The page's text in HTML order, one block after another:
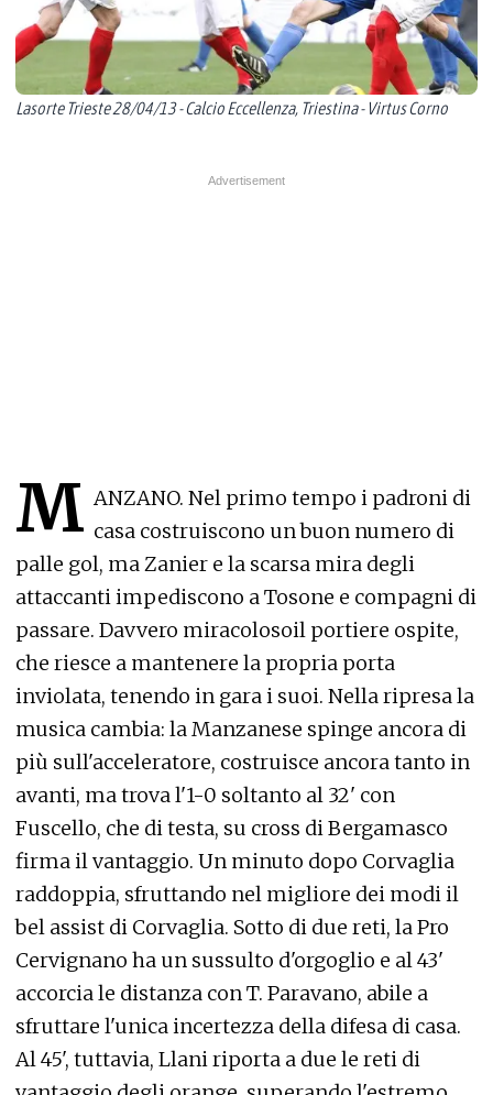
Lasorte Trieste 28/04/13 - Calcio Eccellenza, Triestina - Virtus Corno
M ANZANO. Nel primo tempo i padroni di
casa costruiscono un buon numero di
palle gol, ma Zanier e la scarsa mira degli
attaccanti impediscono a Tosone e compagni di
passare. Davvero miracolosoil portiere ospite,
che riesce a mantenere la propria porta
inviolata, tenendo in gara i suoi. Nella ripresa la
musica cambia: la Manzanese spinge ancora di
più sull'acceleratore, costruisce ancora tanto in
avanti, ma trova l'1-0 soltanto al 32' con
Fuscello, che di testa, su cross di Bergamasco
firma il vantaggio. Un minuto dopo Corvaglia
raddoppia, sfruttando nel migliore dei modi il
bel assist di Corvaglia. Sotto di due reti, la Pro
Cervignano ha un sussulto d'orgoglio e al 43'
accorcia le distanza con T. Paravano, abile a
sfruttare l'unica incertezza della difesa di casa.
Al 45', tuttavia, Llani riporta a due le reti di